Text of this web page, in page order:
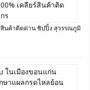
สินค้าติดด่าน ชิปปิ้ง สุวรรณภูมิ